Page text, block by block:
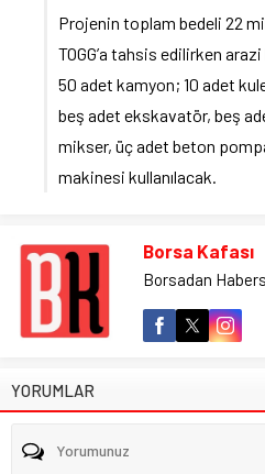
Projenin toplam bedeli 22
TOGG’a tahsis edilirken
50 adet kamyon; 10 adet
beş adet ekskavatör, beş
mikser, üç adet beton
makinesi kullanılacak.
Borsa Kafası
Borsadan
YORUMLAR